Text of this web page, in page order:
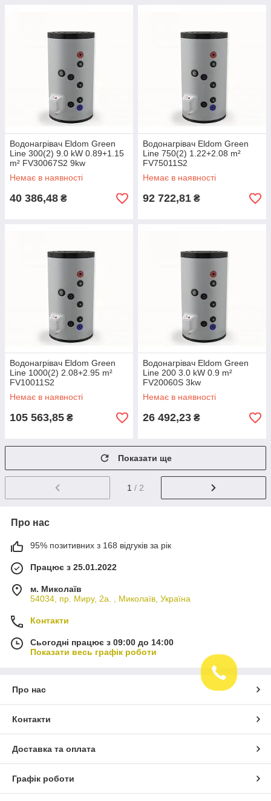
Водонагрівач Eldom Green
Line 300(2) 9.0 kW 0.89+1.15
m² FV30067S2 9kw
Немає в наявності
40 386,48 ₴
Водонагрівач Eldom Green
Line 750(2) 1.22+2.08 m²
FV75011S2
Немає в наявності
92 722,81 ₴
Водонагрівач Eldom Green
Line 1000(2) 2.08+2.95 m²
FV10011S2
Немає в наявності
105 563,85 ₴
Водонагрівач Eldom Green
Line 200 3.0 kW 0.9 m²
FV20060S 3kw
Немає в наявності
26 492,23 ₴
Показати ще
1 / 2
Про нас
95% позитивних з 168 відгуків за рік
Працює з 25.01.2022
м. Миколаїв
54034, пр. Миру, 2а. , Миколаїв, Україна
Контакти
Сьогодні працює з 09:00 до 14:00
Показати весь графік роботи
Про нас
Контакти
Доставка та оплата
Графік роботи